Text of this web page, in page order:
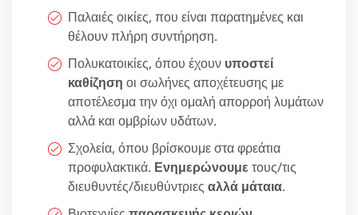
Παλαιές οικίες, που είναι παρατημένες και
θέλουν πλήρη συντήρηση.
Πολυκατοικίες, όπου έχουν υποστεί
καθίζηση οι σωλήνες αποχέτευσης με
αποτέλεσμα την όχι ομαλή απορροή λυμάτων
αλλά και ομβρίων υδάτων.
Σχολεία, όπου βρίσκουμε στα φρεάτια
προφυλακτικά. Ενημερώνουμε τους/τις
διευθυντές/διευθύντριες αλλά μάταια.